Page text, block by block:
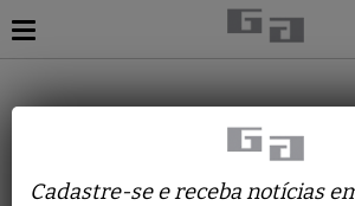
Itamar Hamms
Cadastre-se e receba notícias